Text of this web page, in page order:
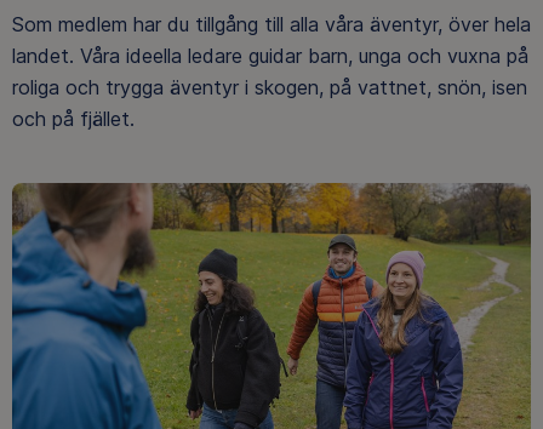
Som medlem har du tillgång till alla våra äventyr, över hela
landet. Våra ideella ledare guidar barn, unga och vuxna på
roliga och trygga äventyr i skogen, på vattnet, snön, isen
och på fjället.